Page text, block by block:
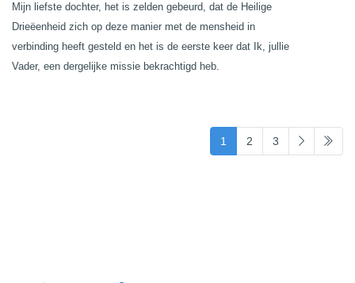
Mijn liefste dochter, het is zelden gebeurd, dat de Heilige
Drieëenheid zich op deze manier met de mensheid in
verbinding heeft gesteld en het is de eerste keer dat Ik, jullie
Vader, een dergelijke missie bekrachtigd heb.
1 (current)
2 3